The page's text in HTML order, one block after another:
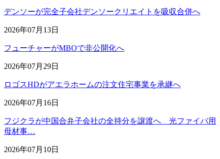
デンソーが完全子会社デンソークリエイトを吸収合併へ
2026年07月13日
フューチャーがMBOで非公開化へ
2026年07月29日
ロゴスHDがアエラホームの注文住宅事業を承継へ
2026年07月16日
フジクラが中国合弁子会社の全持分を譲渡へ 光ファイバ用
母材事…
2026年07月10日